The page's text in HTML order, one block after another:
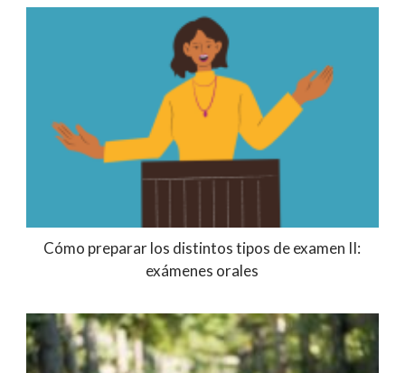
Cómo preparar los distintos tipos de examen II:
exámenes orales